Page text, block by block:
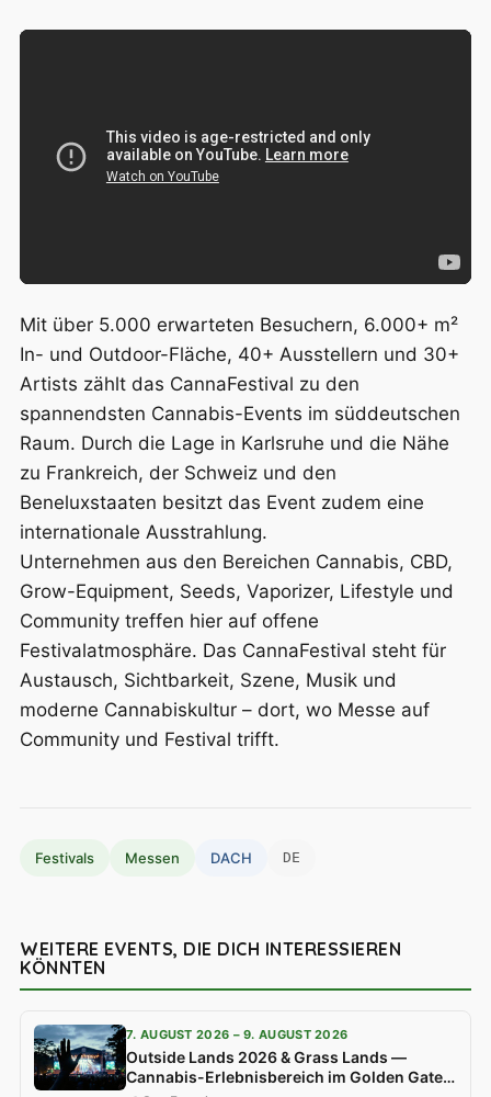
Mit über 5.000 erwarteten Besuchern, 6.000+ m²
In- und Outdoor-Fläche, 40+ Ausstellern und 30+
Artists zählt das CannaFestival zu den
spannendsten Cannabis-Events im süddeutschen
Raum. Durch die Lage in Karlsruhe und die Nähe
zu Frankreich, der Schweiz und den
Beneluxstaaten besitzt das Event zudem eine
internationale Ausstrahlung.
Unternehmen aus den Bereichen Cannabis, CBD,
Grow-Equipment, Seeds, Vaporizer, Lifestyle und
Community treffen hier auf offene
Festivalatmosphäre. Das CannaFestival steht für
Austausch, Sichtbarkeit, Szene, Musik und
moderne Cannabiskultur – dort, wo Messe auf
Community und Festival trifft.
Festivals Messen DACH DE
WEITERE EVENTS, DIE DICH INTERESSIEREN
KÖNNTEN
7. AUGUST 2026 – 9. AUGUST 2026
Outside Lands 2026 & Grass Lands —
Cannabis-Erlebnisbereich im Golden Gate